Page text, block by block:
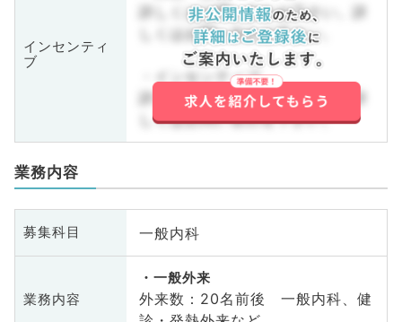
インセンティ
ブ
詳しくはお問い合わせ下さい。詳
しくはお問い合わせ下さい。
・インセンティブ
詳しくはお問い合わせ下さい。詳
しくはお問い合わせ下さい。
業務内容
募集科目 一般内科
業務内容
一般外来
外来数：20名前後 一般内科、健